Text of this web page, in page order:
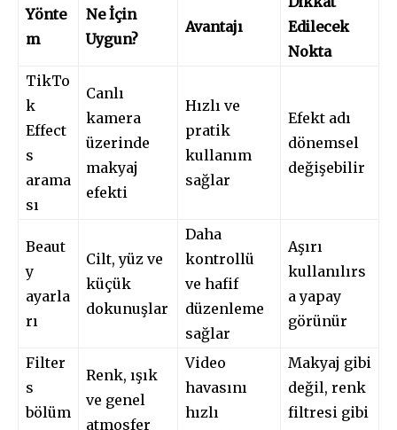
Yönte
m
Ne İçin
Uygun?
Avantajı
Edilecek
Nokta
TikTo
k
Effect
s
arama
sı
Canlı
kamera
üzerinde
makyaj
efekti
Hızlı ve
pratik
kullanım
sağlar
Efekt adı
dönemsel
değişebilir
Beaut
y
ayarla
rı
Cilt, yüz ve
küçük
dokunuşlar
Daha
kontrollü
ve hafif
düzenleme
sağlar
Aşırı
kullanılırs
a yapay
görünür
Filter
s
bölüm
Renk, ışık
ve genel
atmosfer
Video
havasını
hızlı
Makyaj gibi
değil, renk
filtresi gibi